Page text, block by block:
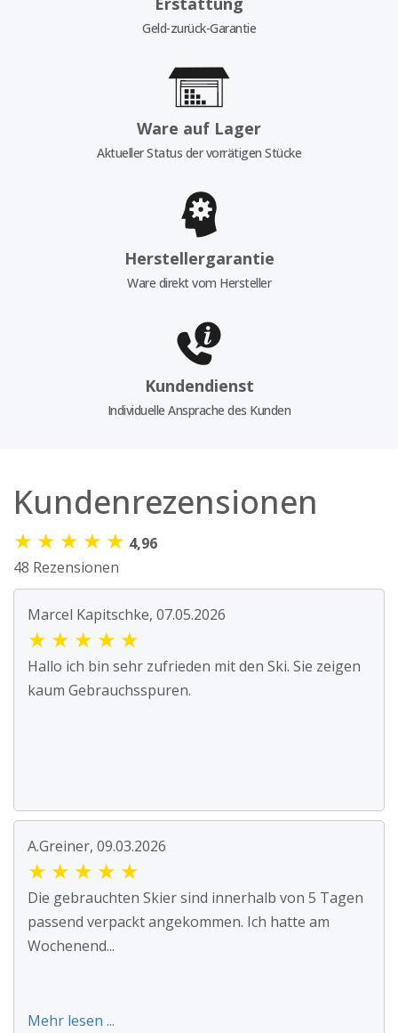
Geld-zurück-Garantie
Ware auf Lager
Aktueller Status der vorrätigen Stücke
Herstellergarantie
Ware direkt vom Hersteller
Kundendienst
Individuelle Ansprache des Kunden
Kundenrezensionen
★ ★ ★ ★ ★ 4,96
48 Rezensionen
Marcel Kapitschke, 07.05.2026
★ ★ ★ ★ ★
Hallo ich bin sehr zufrieden mit den Ski. Sie zeigen
kaum Gebrauchsspuren.
A.Greiner, 09.03.2026
★ ★ ★ ★ ★
Die gebrauchten Skier sind innerhalb von 5 Tagen
passend verpackt angekommen. Ich hatte am
Wochenend...
Mehr lesen ...